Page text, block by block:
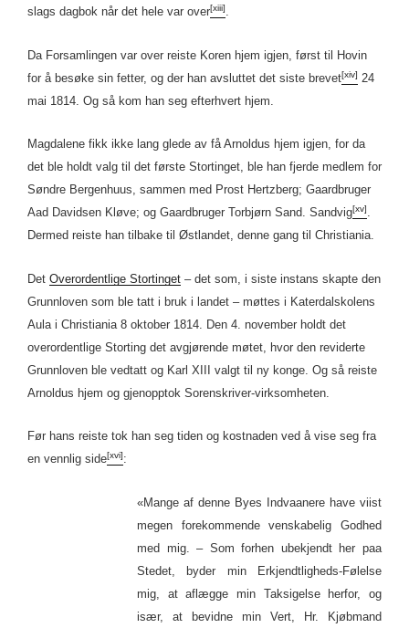
slags dagbok når det hele var over[xiii].
Da Forsamlingen var over reiste Koren hjem igjen, først til Hovin
for å besøke sin fetter, og der han avsluttet det siste brevet[xiv] 24
mai 1814. Og så kom han seg efterhvert hjem.
Magdalene fikk ikke lang glede av få Arnoldus hjem igjen, for da
det ble holdt valg til det første Stortinget, ble han fjerde medlem for
Søndre Bergenhuus, sammen med Prost Hertzberg; Gaardbruger
Aad Davidsen Kløve; og Gaardbruger Torbjørn Sand. Sandvig[xv].
Dermed reiste han tilbake til Østlandet, denne gang til Christiania.
Det Overordentlige Stortinget – det som, i siste instans skapte den
Grunnloven som ble tatt i bruk i landet – møttes i Katerdalskolens
Aula i Christiania 8 oktober 1814. Den 4. november holdt det
overordentlige Storting det avgjørende møtet, hvor den reviderte
Grunnloven ble vedtatt og Karl XIII valgt til ny konge. Og så reiste
Arnoldus hjem og gjenopptok Sorenskriver-virksomheten.
Før hans reiste tok han seg tiden og kostnaden ved å vise seg fra
en vennlig side[xvi]:
«Mange af denne Byes Indvaanere have viist
megen forekommende venskabelig Godhed
med mig. – Som forhen ubekjendt her paa
Stedet, byder min Erkjendtligheds-Følelse
mig, at aflægge min Taksigelse herfor, og
især, at bevidne min Vert, Hr. Kjøbmand